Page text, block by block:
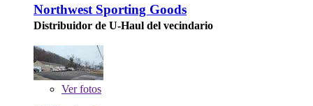
Northwest Sporting Goods
Distribuidor de U-Haul del vecindario
Verfotos